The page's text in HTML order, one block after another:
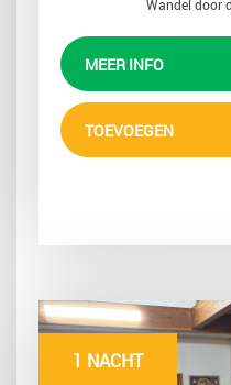
Wandel door
MEER INFO
TOEVOEGEN
1 NACHT